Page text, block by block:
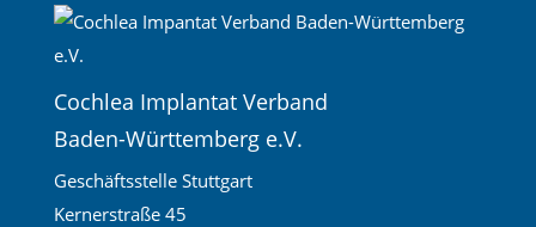
Cochlea Implantat Verband
Baden-Württemberg e.V.
Geschäftsstelle Stuttgart
Kernerstraße 45